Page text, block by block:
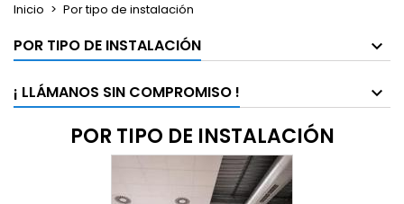
Inicio Por tipo de instalación
POR TIPO DE INSTALACIÓN
¡ LLÁMANOS SIN COMPROMISO !
POR TIPO DE INSTALACIÓN